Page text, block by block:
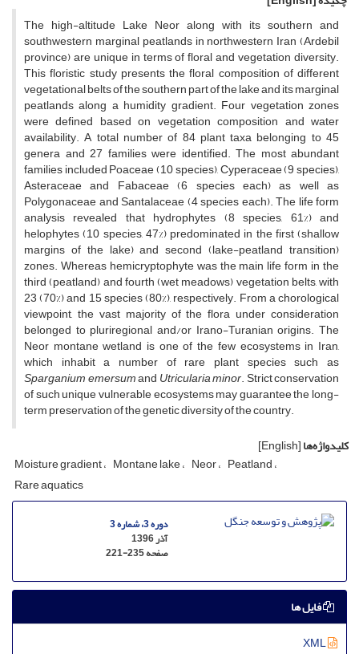
The high-altitude Lake Neor along with its southern and
southwestern marginal peatlands in northwestern Iran (Ardebil
province) are unique in terms of floral and vegetation diversity.
This floristic study presents the floral composition of different
vegetational belts of the southern part of the lake and its marginal
peatlands along a humidity gradient. Four vegetation zones
were defined based on vegetation composition and water
availability. A total number of 84 plant taxa belonging to 45
genera and 27 families were identified. The most abundant
families included Poaceae (10 species), Cyperaceae (9 species),
Asteraceae and Fabaceae (6 species each) as well as
Polygonaceae and Santalaceae (4 species each). The life form
analysis revealed that hydrophytes (8 species, 61%) and
helophytes (10 species, 47%) predominated in the first (shallow
margins of the lake) and second (lake-peatland transition)
zones. Whereas hemicryptophyte was the main life form in the
third (peatland) and fourth (wet meadows) vegetation belts, with
23 (70%) and 15 species (80%), respectively. From a chorological
viewpoint, the vast majority of the flora under consideration
belonged to pluriregional and/or Irano-Turanian origins. The
Neor montane wetland is one of the few ecosystems in Iran,
which inhabit a number of rare plant species such as
Sparganium emersumandUtricularia minor. Strict conservation
of such unique vulnerable ecosystems may guarantee the long-
term preservation of the genetic diversity of the country.
کلیدواژه‌ها[English]
Moisture gradient Montane lake Neor Peatland
Rare aquatics
دوره 3، شماره 3
آذر 1396
صفحه221-235
فایل ها